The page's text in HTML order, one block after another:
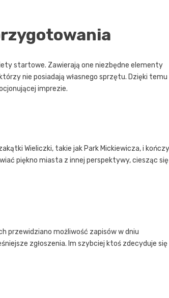
startowe. Zawierają one niezbędne elementy
nie posiadają własnego sprzętu. Dzięki temu
imprezie.
Wieliczki, takie jak Park Mickiewicza, i kończy
piękno miasta z innej perspektywy, ciesząc się
przewidziano możliwość zapisów w dniu
zgłoszenia. Im szybciej ktoś zdecyduje się